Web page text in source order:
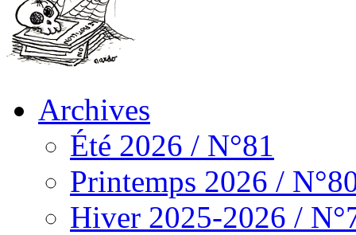
Archives
Été 2026 / N°81
Printemps 2026 /
Hiver 2025-2026 /